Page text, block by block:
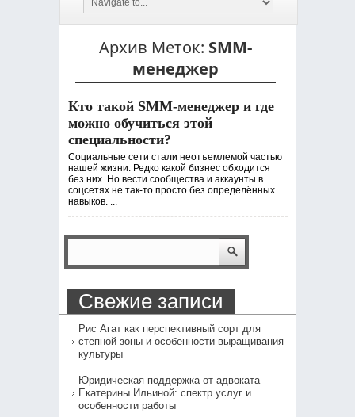
Архив Меток: SMM-
менеджер
Кто такой SMM-менеджер и где
можно обучиться этой
специальности?
Социальные сети стали неотъемлемой частью
нашей жизни. Редко какой бизнес обходится
без них. Но вести сообщества и аккаунты в
соцсетях не так-то просто без определённых
навыков. ...
Свежие записи
Рис Агат как перспективный сорт для
степной зоны и особенности выращивания
культуры
Юридическая поддержка от адвоката
Екатерины Ильиной: спектр услуг и
особенности работы